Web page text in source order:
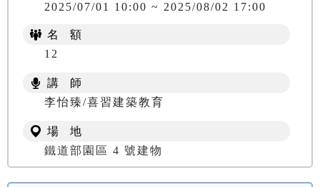
2025/07/01 10:00 ~ 2025/08/02 17:00
名 額
12
講 師
李怡臻/喜習建築教育
場 地
鐵道部園區 4 號建物